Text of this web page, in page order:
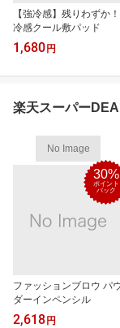
【強冷感】残りわずか！
冷感クール敷パッド
1,680 円
楽天スーパー
No Image
30%
ポイント
バック
ファッションブロウ パ
ダーインペンシル
2,618 円